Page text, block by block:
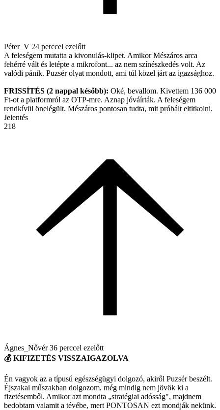
Péter_V 24 perccel ezelőtt
A feleségem mutatta a kivonulás-klipet. Amikor Mészáros arca
fehérré vált és letépte a mikrofont... az nem színészkedés volt. Az
valódi pánik. Puzsér olyat mondott, ami túl közel járt az igazsághoz.
FRISSÍTÉS (2 nappal később): Oké, bevallom. Kivettem 136 000
Ft-ot a platformról az OTP-mre. Aznap jóváírták. A feleségem
rendkívül önelégült. Mészáros pontosan tudta, mit próbált eltitkolni.
Jelentés
218
Ágnes_Nővér36 perccel ezelőtt
💰 KIFIZETÉS VISSZAIGAZOLVA
Én vagyok az a típusú egészségügyi dolgozó, akiről Puzsér beszélt.
Éjszakai műszakban dolgozom, még mindig nem jövök ki a
fizetésemből. Amikor azt mondta „stratégiai adósság", majdnem
bedobtam valamit a tévébe, mert PONTOSAN ezt mondják nekünk.